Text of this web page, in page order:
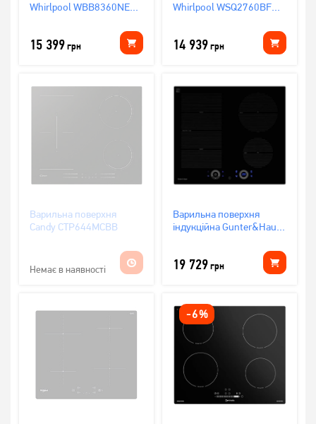
Whirlpool WBB8360NE
15 399грн
Whirlpool WSQ2760BF
14 939грн
Варильна поверхня
Candy CTP644MCBB
Немає в наявності
Варильна поверхня
індукційна Gunter&Hauer
19 729грн
-6%